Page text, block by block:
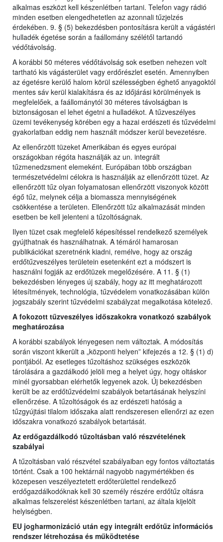
alkalmas eszközt kell készenlétben tartani. Telefon vagy rádió
minden esetben elengedhetetlen az azonnali tűzjelzés
érdekében. 9. § (5) bekezdésben pontosításra került a vágástéri
hulladék égetése során a faállomány szélétől tartandó
védőtávolság.
A korábbi 50 méteres védőtávolság sok esetben nehezen volt
tartható kis vágásterület vagy erdőrészlet esetén. Amennyiben
az égetésre kerülő halom körül szélességben éghető anyagoktól
mentes sáv kerül kialakításra és az időjárási körülmények is
megfelelőek, a faállománytól 30 méteres távolságban is
biztonságosan el lehet égetni a hulladékot. A tűzveszélyes
üzemi tevékenység körében egy a hazai erdészeti és tűzvédelmi
gyakorlatban eddig nem használt módszer kerül bevezetésre.
Az ellenőrzött tüzeket Amerikában és egyes európai
országokban régóta használják az un. integrált
tűzmenedzsment elemeként. Európában több országban
természetvédelmi célokra is használják az ellenőrzött tüzet. Az
ellenőrzött tűz olyan folyamatosan ellenőrzött viszonyok között
égő tűz, melynek célja a biomassza mennyiségének
csökkentése a területen. Ellenőrzött tűz alkalmazását minden
esetben be kell jelenteni a tűzoltóságnak.
Ilyen tüzet csak megfelelő képesítéssel rendelkező személyek
gyújthatnak és használhatnak. A témáról hamarosan
publikációkat szeretnénk kiadni, remélve, hogy az ország
erdőtűzveszélyes területein esetenként ezt a módszert is
használni fogják az erdőtüzek megelőzésére. A 11. § (1)
bekezdésben lényeges új szabály, hogy az itt meghatározott
létesítmények, technológia, tűzvédelem vonatkozásában külön
jogszabály szerint tűzvédelmi szabályzat megalkotása kötelező.
A fokozott tűzveszélyes időszakokra vonatkozó szabályok
meghatározása
A korábbi szabályok lényegesen nem változtak. A módosítás
során viszont kikerült a „központi helyen” kifejezés a 12. § (1) d)
pontjából. Az esetleges tűzoltáshoz szükséges eszközök
tárolására a gazdálkodó jelöli meg a helyet úgy, hogy oltáskor
minél gyorsabban elérhetők legyenek azok. Új bekezdésben
került be az erdőtűzvédelmi szabályok betartásának helyszíni
ellenőrzése. A tűzoltóságok és az erdészeti hatóság a
tűzgyújtási tilalom időszaka alatt rendszeresen ellenőrzi az ezen
időszakra vonatkozó szabályok betartását.
Az erdőgazdálkodó tűzoltásban való részvételének
szabályai
A tűzoltásban való részvétel szabályaiban egy fontos változtatás
történt. Csak a 100 hektárnál nagyobb nagymértékben és
közepesen veszélyeztetett erdőterülettel rendelkező
erdőgazdálkodóknak kell 30 személy részére erdőtűz oltásra
alkalmas felszerelést készenlétben tartani, az általa kijelölt
helyiségben.
EU jogharmonizáció után egy integrált erdőtűz információs
rendszer létrehozása és működtetése